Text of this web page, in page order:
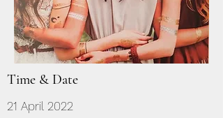
Time & Date
21 April 2022